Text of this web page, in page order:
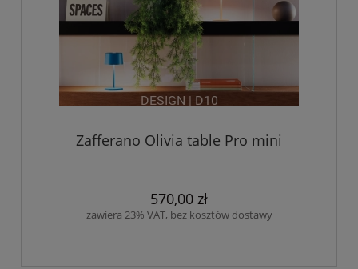
Zafferano Olivia table Pro mini
570,00 zł
zawiera 23% VAT, bez kosztów dostawy